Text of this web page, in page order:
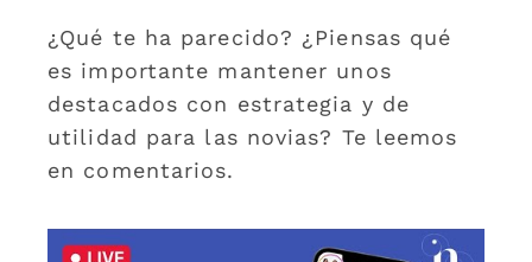
¿Qué te ha parecido? ¿Piensas qué
es importante mantener unos
destacados con estrategia y de
utilidad para las novias? Te leemos
en comentarios.